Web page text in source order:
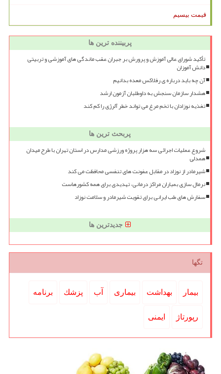
قیمت بیسیم
پربیننده ترین ها
تأکید شورای عالی آموزش و پرورش بر جبران عقب ماندگی های آموزشی و تربیتی
دانش آموزان
آن چه باید درباره ی رفلاکس معده بدانیم
هشدار سازمان سنجش به داوطلبان آزمون ارشد
تغذیه نوزادان با تخم مرغ می تواند خطر آلرژی را کم کند
پربحث ترین ها
شروع عملیات اجرائی سه هزار پروژه ورزشی مدارس در استان تهران با طرح میدان
همدلی
شیرمادر از نوزاد در مقابل عفونت های تنفسی محافظت می کند
نرمال سازی بمباران مراکز درمانی، تهدیدی برای همه کشورهاست
سفارش های طب ایرانی برای تقویت شیرمادر و سلامت نوزاد
جدیدترین ها
تگها
بیمار بهداشت بیماری آب پزشك برنامه
رپورتاژ ایمنی